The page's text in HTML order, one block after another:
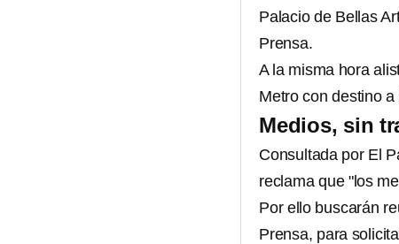
Palacio de Bellas
Prensa.
A la misma hora
Metro con destino
Medios, sin
Consultada por El
reclama que "los
Por ello buscarán
Prensa, para